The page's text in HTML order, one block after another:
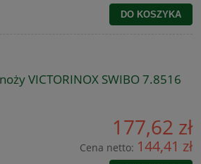
DO KOSZYKA
VICTORINOX SWIBO 7.8516
177,62 zł
Cena netto: 144,41 zł